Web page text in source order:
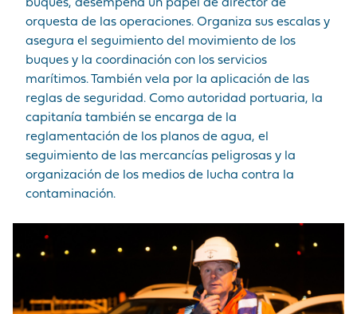
buques, desempeña un papel de director de
orquesta de las operaciones. Organiza sus escalas y
asegura el seguimiento del movimiento de los
buques y la coordinación con los servicios
marítimos. También vela por la aplicación de las
reglas de seguridad. Como autoridad portuaria, la
capitanía también se encarga de la
reglamentación de los planos de agua, el
seguimiento de las mercancías peligrosas y la
organización de los medios de lucha contra la
contaminación.
PÚBLICOS